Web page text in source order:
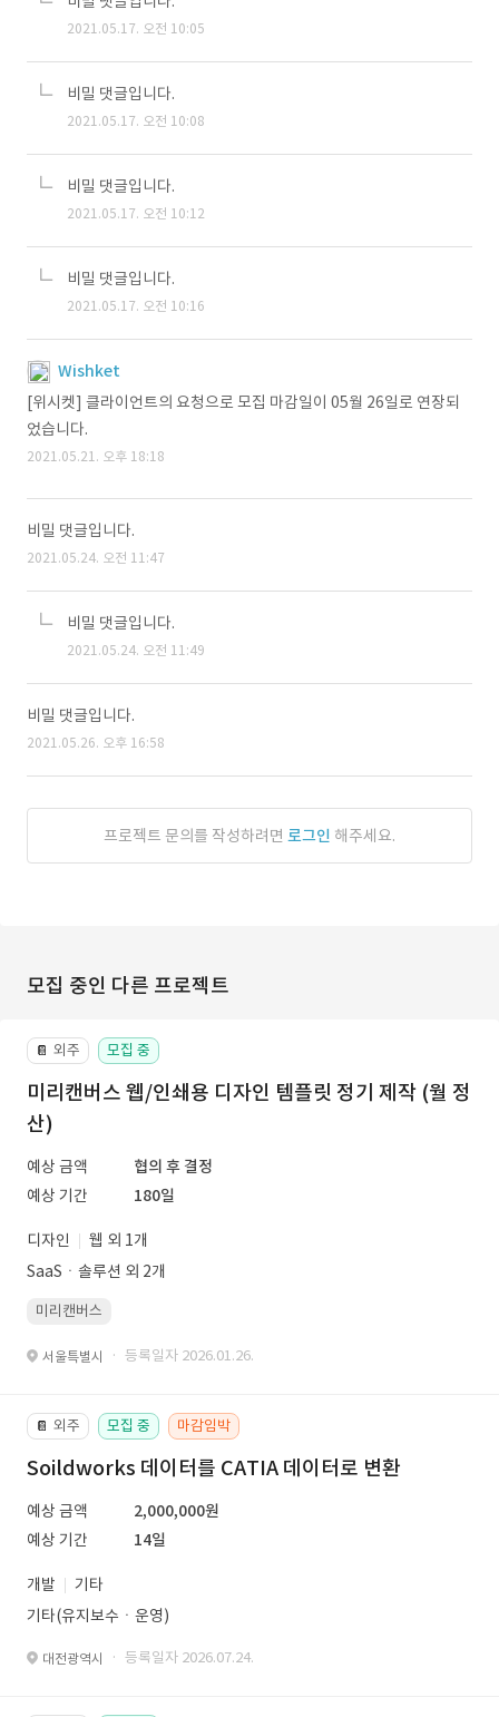
2021.05.17. 오전 10:05
비밀 댓글입니다.
2021.05.17. 오전 10:08
비밀 댓글입니다.
2021.05.17. 오전 10:12
비밀 댓글입니다.
2021.05.17. 오전 10:16
Wishket
[위시켓] 클라이언트의 요청으로 모집 마감일이 05월 26일로 연장되
었습니다.
2021.05.21. 오후 18:18
비밀 댓글입니다.
2021.05.24. 오전 11:47
비밀 댓글입니다.
2021.05.24. 오전 11:49
비밀 댓글입니다.
2021.05.26. 오후 16:58
프로젝트 문의를 작성하려면 로그인 해주세요.
모집 중인 다른 프로젝트
📔 외주 모집 중
미리캔버스 웹/인쇄용 디자인 템플릿 정기 제작 (월 정
산)
예상 금액
협의 후 결정
예상 기간
180일
디자인
웹 외 1개
SaaSㆍ솔루션 외 2개
미리캔버스
서울특별시 · 등록일자 2026.01.26.
📔 외주 모집 중 마감임박
Soildworks 데이터를 CATIA 데이터로 변환
예상 금액
2,000,000원
예상 기간
14일
개발
기타
기타(유지보수ㆍ운영)
대전광역시 · 등록일자 2026.07.24.